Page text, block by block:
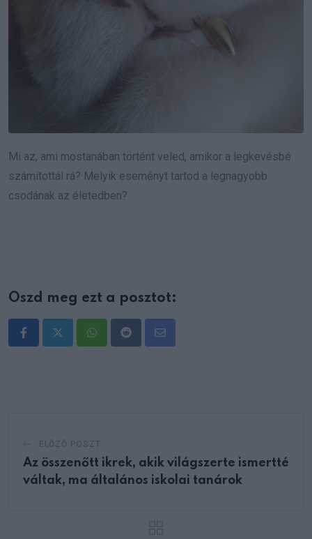
Mi az, ami mostanában történt veled, amikor a legkevésbé
számítottál rá? Melyik eseményt tartod a legnagyobb
csodának az életedben?
Oszd meg ezt a posztot:
WhatsappRedditShare
Az összenőtt ikrek, akik világszerte ismertté
váltak, ma általános iskolai tanárok